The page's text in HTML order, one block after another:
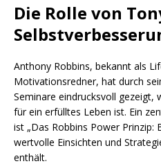
Die Rolle von
Anthony Robbins, bekannt als
Motivationsredner, hat durch
Seminare eindrucksvoll gezeigt,
für ein erfülltes Leben ist. Ein
ist „Das Robbins Power Prinzip:
wertvolle Einsichten und
enthält.